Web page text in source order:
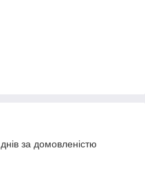
за домовленістю